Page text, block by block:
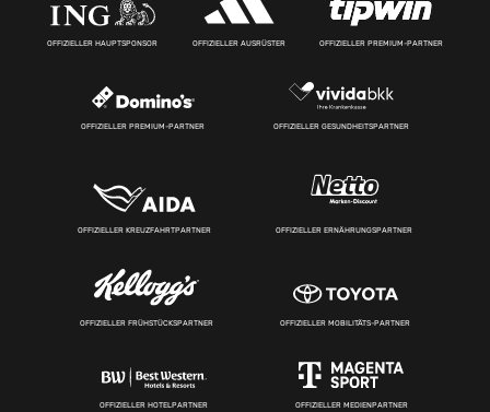
OFFIZIELLER HAUPTSPONSOR OFFIZIELLER AUSRÜSTER OFFIZIELLER PREMIUM-PARTNER
OFFIZIELLER PREMIUM-PARTNER OFFIZIELLER GESUNDHEITSPARTNER
OFFIZIELLER KREUZFAHRTPARTNER OFFIZIELLER ERNÄHRUNGSPARTNER
OFFIZIELLER FRÜHSTÜCKSPARTNER OFFIZIELLER MOBILITÄTS-PARTNER
OFFIZIELLER HOTELPARTNER OFFIZIELLER MEDIENPARTNER